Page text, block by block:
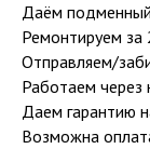
Даём
Ремонтируем за
Отправляем/
Работаем через
Даем гарантию
Возможна